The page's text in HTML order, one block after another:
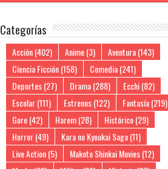
Categorías
Acción(402) Anime(3) Aventura(143)
Ciencia Ficción(158) Comedia(241)
Deportes(27) Drama(288) Ecchi(82)
Escolar(111) Estrenos(122) Fantasía(219)
Gore(42) Harem(28) Histórico(29)
Horror(49) Kara no Kyoukai Saga(11)
Live Action(5) Makoto Shinkai Movies(12)